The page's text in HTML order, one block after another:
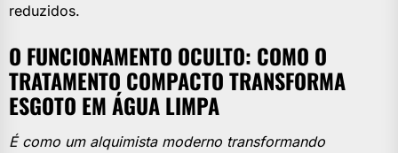
reduzidos.
O FUNCIONAMENTO OCULTO: COMO O
TRATAMENTO COMPACTO TRANSFORMA
ESGOTO EM ÁGUA LIMPA
É como um alquimista moderno transformando